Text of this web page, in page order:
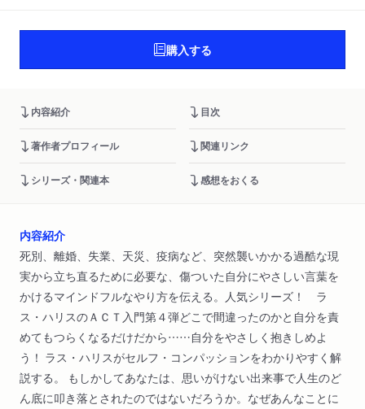
購入する
内容紹介 目次
著作者プロフィール 関連リンク
シリーズ・関連本 感想をおくる
内容紹介
死別、離婚、失業、天災、疫病など、突然襲いかかる過酷な現
実から立ち直るために必要な、傷ついた自分にやさしい言葉を
かけるマインドフルなやり方を伝える。人気シリーズ！ ラ
ス・ハリスのＡＣＴ入門第４弾どこで間違ったのかと自分を責
めてもつらくなるだけだから……自分をやさしく抱きしめよ
う！ ラス・ハリスがセルフ・コンパッションをわかりやすく解
説する。 もしかしてあなたは、思いがけない出来事で人生のど
ん底に叩き落とされたのではないだろうか。なぜあんなことに